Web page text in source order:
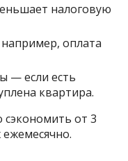
налоговую
оплата
— если есть
квартира.
сэкономить от 3
ежемесячно.